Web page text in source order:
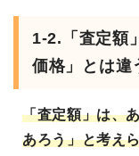
1-2.「査定額
価格」とは違
「査定額」は、
あろう」と考え